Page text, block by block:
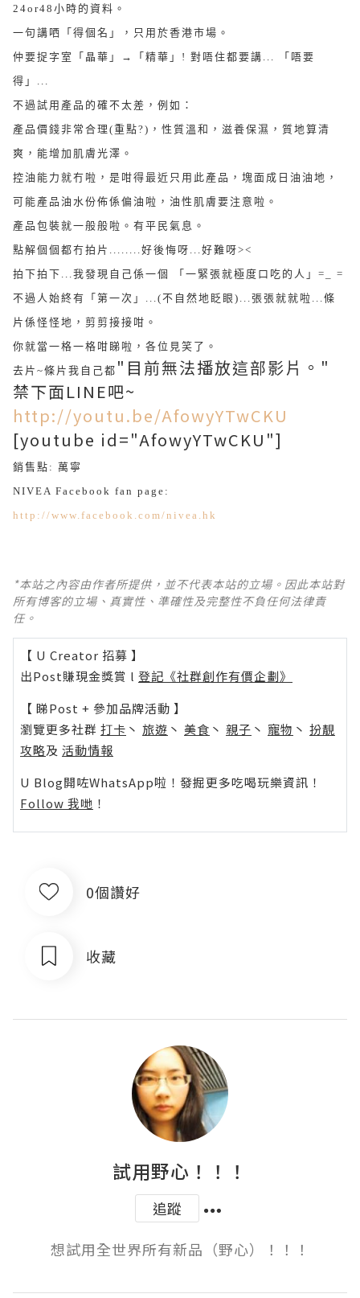
24or48小時的資料。
一句講哂「得個名」，只用於香港市場。
仲要捉字室「晶華」→「精華」! 對唔住都要講... 「唔要
得」...
不過試用產品的確不太差，例如：
產品價錢非常合理(重點?)，性質溫和，滋養保濕，質地算清
爽，能增加肌膚光澤。
控油能力就冇啦，是咁得最近只用此產品，塊面成日油油地，
可能產品油水份佈係偏油啦，油性肌膚要注意啦。
產品包裝就一般般啦。有平民氣息。
點解個個都冇拍片........好後悔呀...好難呀><
拍下拍下...我發現自己係一個 「一緊張就極度口吃的人」=_ =
不過人始終有「第一次」...(不自然地 眨眼)...張張就就啦...條
片係怪怪地，剪剪接接咁。
你就當一格一格咁睇啦，各位見笑了。
去片~條片 我自己都 "目前無法播放這部影片。"
禁下面LINE吧~
http://youtu.be/AfowyYTwCKU
[youtube id="AfowyYTwCKU"]
銷售點: 萬寧
NIVEA Facebook fan page:
http://www.facebook.com/nivea.hk
*本站之內容由作者所提供，並不代表本站的立場。因此本站對
所有博客的立場、真實性、準確性及完整性不負任何法律責
任。
【 U Creator 招募 】
出Post賺現金獎賞 l 登記《社群創作有價企劃》
【 睇Post + 參加品牌活動 】
瀏覽更多社群 打卡 丶 旅遊 丶 美食 丶 親子 丶 寵物 丶 扮靚
攻略及 活動情報
U Blog開咗WhatsApp啦！發掘更多吃喝玩樂資訊！
Follow 我哋 ！
0個讚好
收藏
試用野心！！！
追蹤
想試用全世界所有新品（野心）！！！